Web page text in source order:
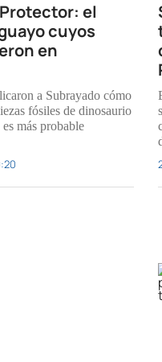
el
cuyos
en
a Subrayado cómo
fósiles de dinosaurio
más probable